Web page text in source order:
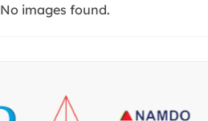
No images found.